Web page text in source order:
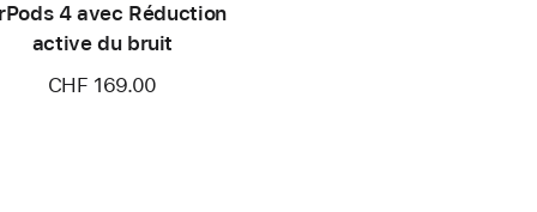
4 avec Réduction
active du bruit
CHF 169.00